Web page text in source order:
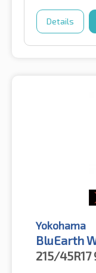
Details
Yokohama
BluEarth
215/45R17